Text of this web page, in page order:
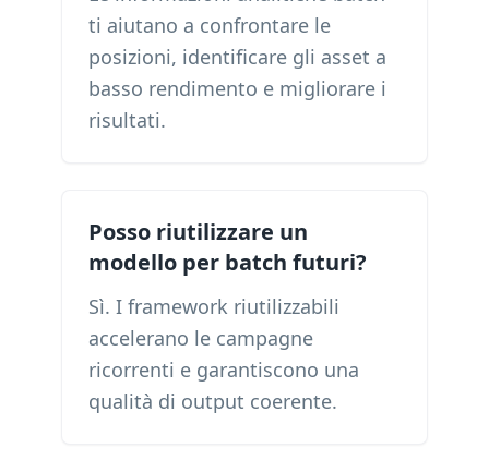
ti aiutano a confrontare le
posizioni, identificare gli asset a
basso rendimento e migliorare i
risultati.
Posso riutilizzare un
modello per batch futuri?
Sì. I framework riutilizzabili
accelerano le campagne
ricorrenti e garantiscono una
qualità di output coerente.